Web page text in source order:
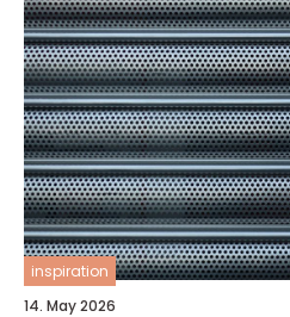
inspiration
14. May 2026